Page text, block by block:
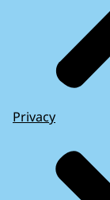
Privacy